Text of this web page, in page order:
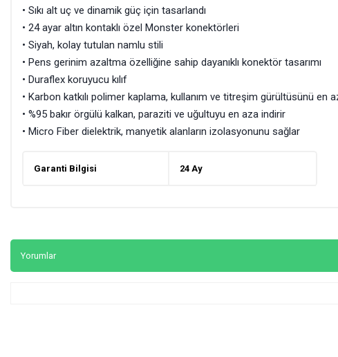
• Sıkı alt uç ve dinamik güç için tasarlandı
• 24 ayar altın kontaklı özel Monster konektörleri
• Siyah, kolay tutulan namlu stili
• Pens gerinim azaltma özelliğine sahip dayanıklı konektör tasarımı
• Duraflex koruyucu kılıf
• Karbon katkılı polimer kaplama, kullanım ve titreşim gürültüsünü en
• %95 bakır örgülü kalkan, paraziti ve uğultuyu en aza indirir
• Micro Fiber dielektrik, manyetik alanların izolasyonunu sağlar
Garanti Bilgisi 24 Ay
Yorumlar